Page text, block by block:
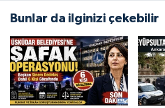
Bunlar da ilginizi çekebilir